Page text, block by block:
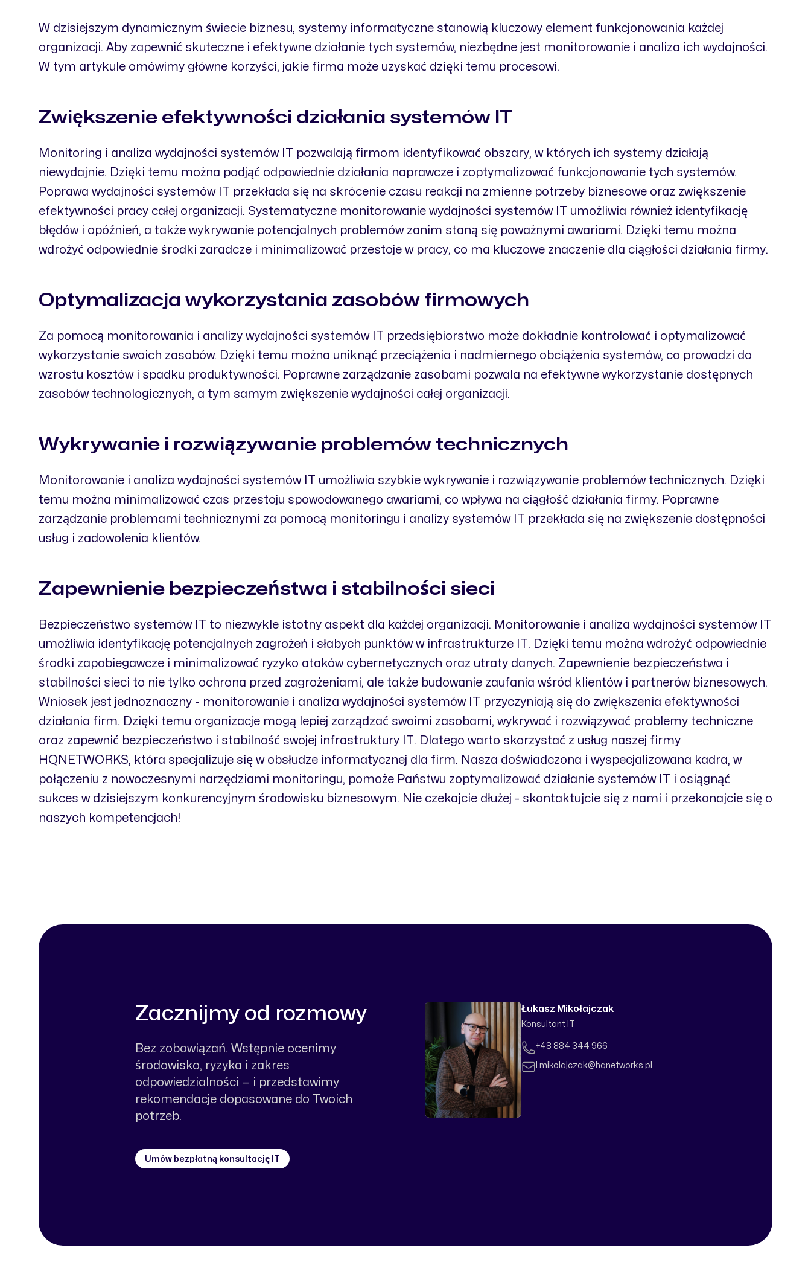
W dzisiejszym dynamicznym świecie biznesu, systemy informatyczne stanowią kluczowy element funkcjonowania każdej
organizacji. Aby zapewnić skuteczne i efektywne działanie tych systemów, niezbędne jest monitorowanie i analiza ich wydajności.
W tym artykule omówimy główne korzyści, jakie firma może uzyskać dzięki temu procesowi.
Zwiększenie efektywności działania systemów IT
Monitoring i analiza wydajności systemów IT pozwalają firmom identyfikować obszary, w których ich systemy działają
niewydajnie. Dzięki temu można podjąć odpowiednie działania naprawcze i zoptymalizować funkcjonowanie tych systemów.
Poprawa wydajności systemów IT przekłada się na skrócenie czasu reakcji na zmienne potrzeby biznesowe oraz zwiększenie
efektywności pracy całej organizacji. Systematyczne monitorowanie wydajności systemów IT umożliwia również identyfikację
błędów i opóźnień, a także wykrywanie potencjalnych problemów zanim staną się poważnymi awariami. Dzięki temu można
wdrożyć odpowiednie środki zaradcze i minimalizować przestoje w pracy, co ma kluczowe znaczenie dla ciągłości działania firmy.
Optymalizacja wykorzystania zasobów firmowych
Za pomocą monitorowania i analizy wydajności systemów IT przedsiębiorstwo może dokładnie kontrolować i optymalizować
wykorzystanie swoich zasobów. Dzięki temu można uniknąć przeciążenia i nadmiernego obciążenia systemów, co prowadzi do
wzrostu kosztów i spadku produktywności. Poprawne zarządzanie zasobami pozwala na efektywne wykorzystanie dostępnych
zasobów technologicznych, a tym samym zwiększenie wydajności całej organizacji.
Wykrywanie i rozwiązywanie problemów technicznych
Monitorowanie i analiza wydajności systemów IT umożliwia szybkie wykrywanie i rozwiązywanie problemów technicznych. Dzięki
temu można minimalizować czas przestoju spowodowanego awariami, co wpływa na ciągłość działania firmy. Poprawne
zarządzanie problemami technicznymi za pomocą monitoringu i analizy systemów IT przekłada się na zwiększenie dostępności
usług i zadowolenia klientów.
Zapewnienie bezpieczeństwa i stabilności sieci
Bezpieczeństwo systemów IT to niezwykle istotny aspekt dla każdej organizacji. Monitorowanie i analiza wydajności systemów IT
umożliwia identyfikację potencjalnych zagrożeń i słabych punktów w infrastrukturze IT. Dzięki temu można wdrożyć odpowiednie
środki zapobiegawcze i minimalizować ryzyko ataków cybernetycznych oraz utraty danych. Zapewnienie bezpieczeństwa i
stabilności sieci to nie tylko ochrona przed zagrożeniami, ale także budowanie zaufania wśród klientów i partnerów biznesowych.
Wniosek jest jednoznaczny - monitorowanie i analiza wydajności systemów IT przyczyniają się do zwiększenia efektywności
działania firm. Dzięki temu organizacje mogą lepiej zarządzać swoimi zasobami, wykrywać i rozwiązywać problemy techniczne
oraz zapewnić bezpieczeństwo i stabilność swojej infrastruktury IT. Dlatego warto skorzystać z usług naszej firmy
HQNETWORKS, która specjalizuje się w obsłudze informatycznej dla firm. Nasza doświadczona i wyspecjalizowana kadra, w
połączeniu z nowoczesnymi narzędziami monitoringu, pomoże Państwu zoptymalizować działanie systemów IT i osiągnąć
sukces w dzisiejszym konkurencyjnym środowisku biznesowym. Nie czekajcie dłużej - skontaktujcie się z nami i przekonajcie się o
naszych kompetencjach!
Zacznijmy od rozmowy
Bez zobowiązań. Wstępnie ocenimy
środowisko, ryzyka i zakres
odpowiedzialności — i przedstawimy
rekomendacje dopasowane do Twoich
potrzeb.
Umów bezpłatną konsultację IT
Łukasz Mikołajczak
Konsultant IT
Telefon+48 884 344 966
Emaill.mikolajczak@hqnetworks.pl